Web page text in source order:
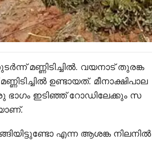
മണ്ണിടിച്ചിൽ. വയനാട് തുരങ്ക
ഉണ്ടായത്. മീനാക്ഷിപാല
ഭാഗം ഇടിഞ്ഞ് റോഡിലേക്കും സ
എന്ന ആശങ്ക നിലനിൽ